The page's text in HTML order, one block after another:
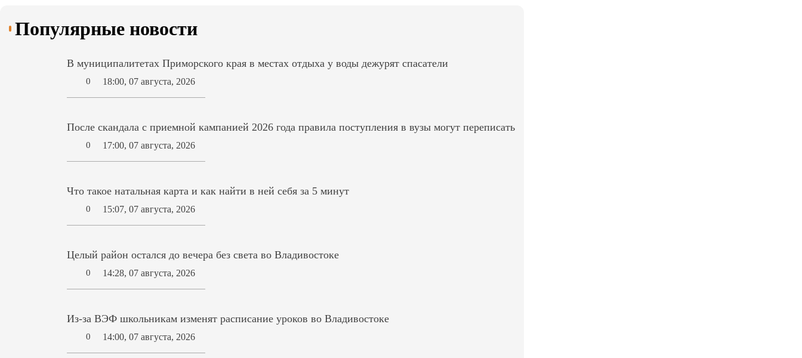
Популярные новости
В муниципалитетах Приморского края в местах отдыха у воды дежурят спасатели
0 18:00, 07 августа, 2026
После скандала с приемной кампанией 2026 года правила поступления в вузы могут переписать
0 17:00, 07 августа, 2026
Что такое натальная карта и как найти в ней себя за 5 минут
0 15:07, 07 августа, 2026
Целый район остался до вечера без света во Владивостоке
0 14:28, 07 августа, 2026
Из-за ВЭФ школьникам изменят расписание уроков во Владивостоке
0 14:00, 07 августа, 2026